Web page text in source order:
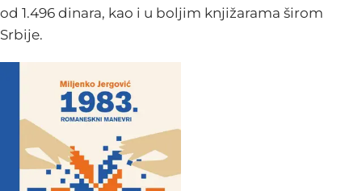
od 1.496 dinara, kao i u boljim knjižarama širom
Srbije.